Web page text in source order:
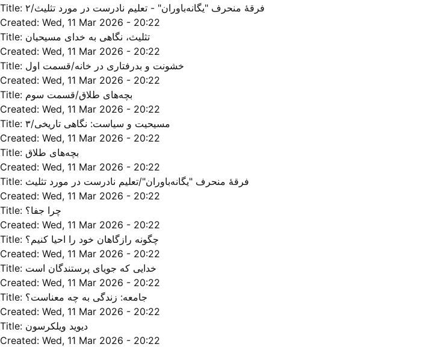
Title:
فرقۀ منحرف "يگانه‌باوران" - تعليم نادرست در مورد تثلیث/۲
Created: Wed, 11 Mar 2026 - 20:22
Title: تثلیث، نگاهی به خدای مسیحیان
Created: Wed, 11 Mar 2026 - 20:22
Title: خشونت و بدرفتاری در خانه/قسمت اول
Created: Wed, 11 Mar 2026 - 20:22
Title: بچه‌های طلاق/قسمت سوم
Created: Wed, 11 Mar 2026 - 20:22
Title:
مسیحیت و سیاست: نگاهی تاریخی/۳
Created: Wed, 11 Mar 2026 - 20:22
Title: بچه‌های طلاق
Created: Wed, 11 Mar 2026 - 20:22
Title: فرقۀ منحرف "يگانه‌‌باوران"/تعليم نادرست در مورد تثلیث
Created: Wed, 11 Mar 2026 - 20:22
Title: چرا جفا؟
Created: Wed, 11 Mar 2026 - 20:22
Title: چگونه رازگاهان خود را احیا کنیم؟
Created: Wed, 11 Mar 2026 - 20:22
Title: خدایی که جویای پرستندگان است
Created: Wed, 11 Mar 2026 - 20:22
Title: جامعه: زندگی به چه معناست؟
Created: Wed, 11 Mar 2026 - 20:22
Title: دیوید ویلکرسون
Created: Wed, 11 Mar 2026 - 20:22